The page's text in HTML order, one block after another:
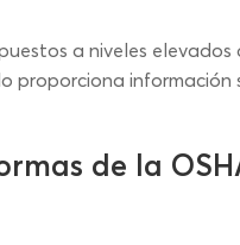
a niveles
proporciona
de la